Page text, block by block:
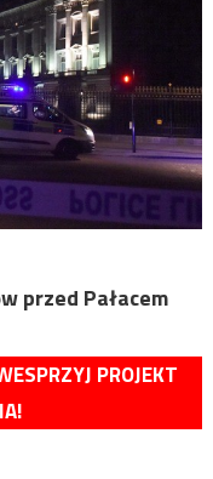
przed Pałacem
PROJEKT